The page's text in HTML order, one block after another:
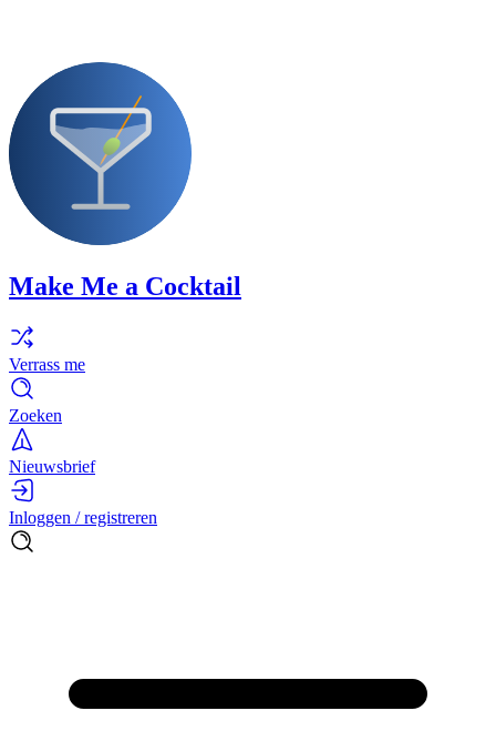
Make Me a Cocktail
Verrass me
Zoeken
Nieuwsbrief
Inloggen / registreren